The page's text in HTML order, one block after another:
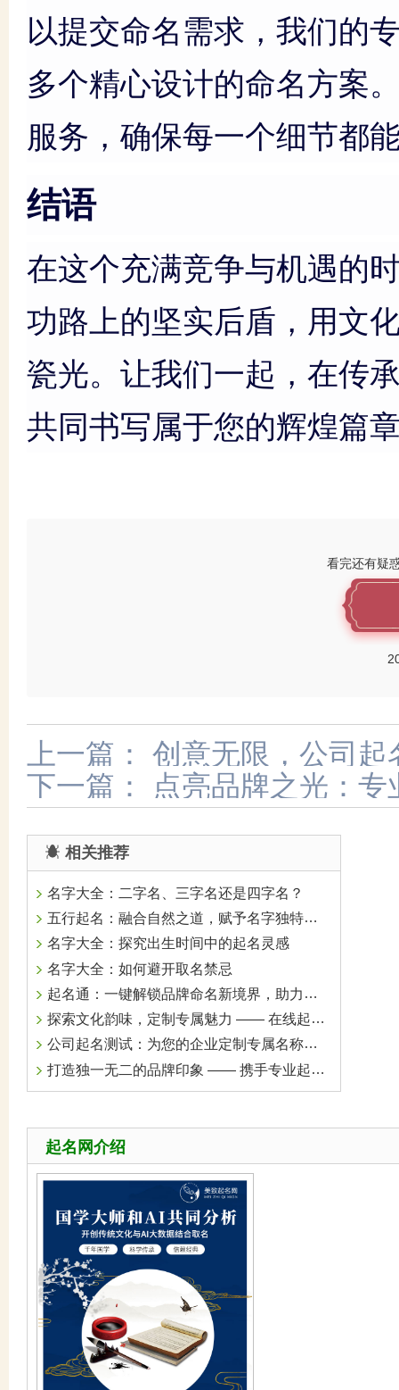
以提交命名需求，我们的
多个精心设计的命名方案
服务，确保每一个细节都
结语
在这个充满竞争与机遇的
功路上的坚实后盾，用文
瓷光。让我们一起，在传
共同书写属于您的辉煌篇
看完还有疑
上一篇：
创意无限，公司
膀
下一篇： 点亮品牌之光：
相关推荐
名字大全：二字名、三字名还是四字名？
五行起名：融合自然之道，赋予名字独特生命力
名字大全：探究出生时间中的起名灵感
名字大全：如何避开取名禁忌
起名通：一键解锁品牌命名新境界，助力企业腾飞
探索文化韵味，定制专属魅力 —— 在线起名，为您的人生添彩
公司起名测试：为您的企业定制专属名称，开启成功之门
打造独一无二的品牌印象 —— 携手专业起名公司，共绘成功蓝图
起名网介绍